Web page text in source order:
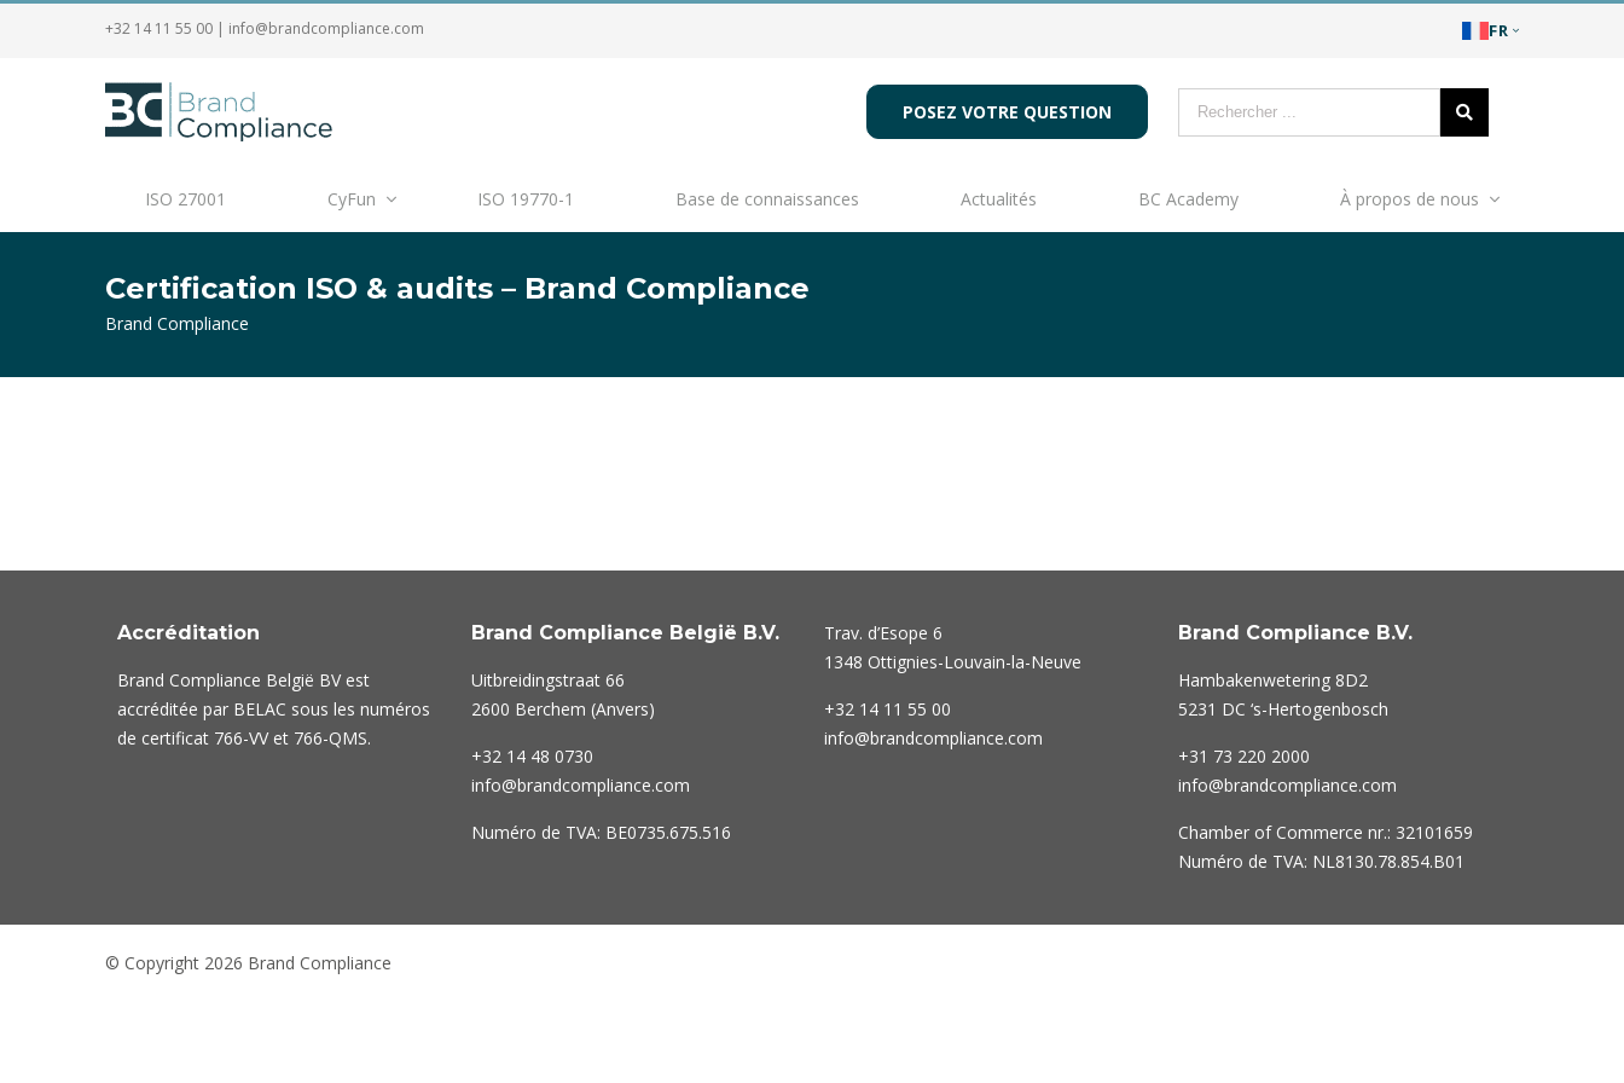
+32 14 11 55 00 | info@brandcompliance.com FR
POSEZ VOTRE QUESTION
ISO 27001 CyFun ISO 19770-1 Base de connaissances Actualités BC Academy À propos de nous
Certification ISO & audits – Brand Compliance
Brand Compliance
Accréditation
Brand Compliance België BV est
accréditée par BELAC sous les numéros
de certificat 766-VVet 766-QMS.
Brand Compliance België B.V.
Uitbreidingstraat 66
2600 Berchem (Anvers)
+32 14 48 0730
info@brandcompliance.com
Numéro de TVA: BE0735.675.516
Trav. d’Esope 6
1348 Ottignies-Louvain-la-Neuve
+32 14 11 55 00
info@brandcompliance.com
Brand Compliance B.V.
Hambakenwetering 8D2
5231 DC ‘s-Hertogenbosch
+31 73 220 2000
info@brandcompliance.com
Chamber of Commerce nr.: 32101659
Numéro de TVA: NL8130.78.854.B01
© Copyright 2026 Brand Compliance